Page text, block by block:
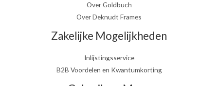
Over Goldbuch
Over Deknudt Frames
Zakelijke Mogelijkheden
Inlijstingsservice
B2B Voordelen en Kwantumkorting